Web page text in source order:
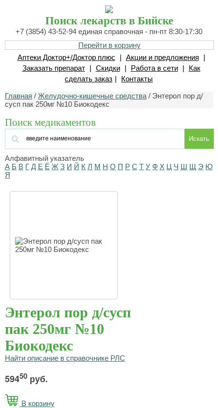
Поиск лекарств в Бийске
+7 (3854) 43-52-94 единая справочная - пн-пт 8:30-17:30
Перейти в корзину
Аптеки Доктор+/Доктор плюс
| Акции и предложения
|
Заказать препарат
| Скидки | Работа в сети |
Как
сделать заказ | Контакты
Главная / Желудочно-кишечные средства / Энтерол пор д/
сусп пак 250мг №10 Биокодекс
Поиск медикаментов
Искать
Алфавитный указатель
А Б В Г Д Е Ё Ж З И Й К Л М Н О П Р С Т У Ф Х Ц Ч Ш Щ Э Ю
Я
Энтерол пор д/сусп
пак 250мг №10
Биокодекс
Найти описание в справочнике РЛС
59450 руб.
В корзину